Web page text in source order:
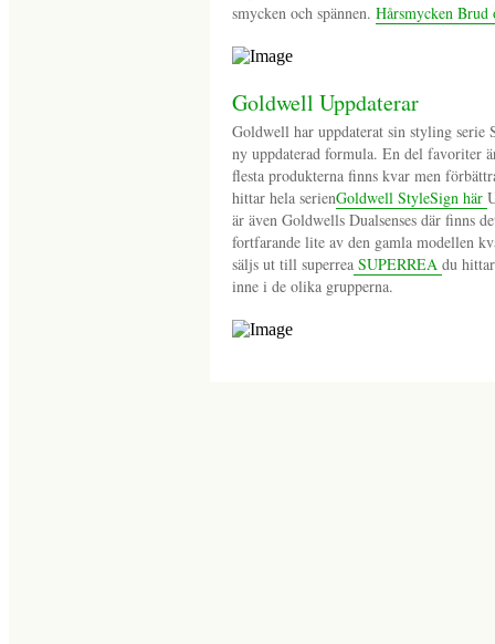
smycken och spännen. Hårsmycken Brud
Goldwell Uppdaterar
Goldwell har uppdaterat sin styling serie
ny uppdaterad formula. En del favoriter
flesta produkterna finns kvar men
hittar hela serienGoldwell StyleSign här
är även Goldwells Dualsenses där finns
fortfarande lite av den gamla modellen
säljs ut till superrea SUPERREA du
inne i de olika grupperna.